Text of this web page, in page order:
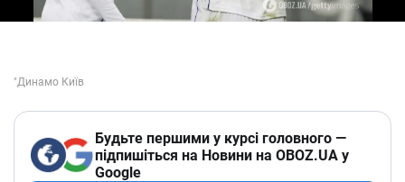
Будьте першими у курсі головного —
підпишіться на Новини на OBOZ.UA у
Google